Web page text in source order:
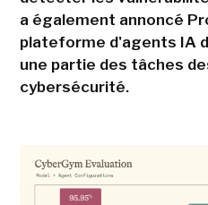
a également annoncé
plateforme d'agents IA
une partie des tâches
cybersécurité.